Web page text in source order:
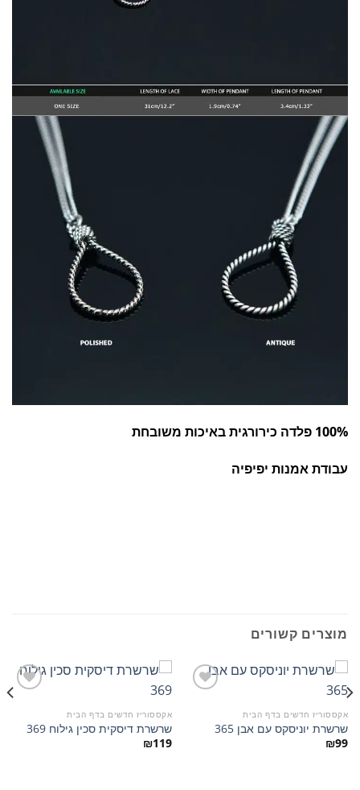
100% פלדה כירורגית באיכות משובחת
עבודת אמנות יפיפיה
מוצרים קשורים
אקססוריז חדשים בדף הבית
שרשרת יוניסקס עם אבן 365
₪99
הוסף
אקססוריז חדשים בדף הבית
שרשרת דיסקית סכין גילוח 369
₪119